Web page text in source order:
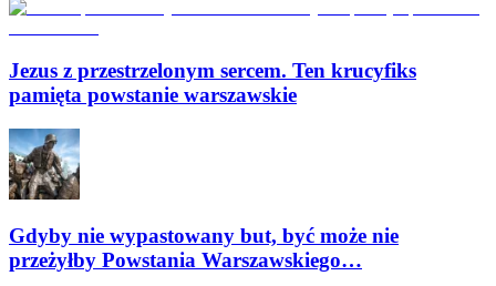
Jezus z przestrzelonym sercem. Ten krucyfiks
pamięta powstanie warszawskie
Gdyby nie wypastowany but, być może nie
przeżyłby Powstania Warszawskiego…